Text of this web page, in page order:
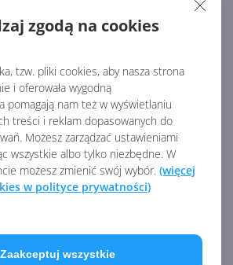
zgodą na cookies
tzw. pliki cookies, aby nasza strona
i oferowała wygodną
pomagają nam też w wyświetlaniu
treści i reklam dopasowanych do
Możesz zarządzać ustawieniami
wszystkie albo tylko niezbędne. W
możesz zmienić swój wybór. (więcej
w polityce prywatności)
Zaakceptuj wszystkie
windowsexperience/2024/
2024-embracing-the-future-of-
Z KATEGORII COPILOT
365
GitHub Copilot w Copilot
Studio